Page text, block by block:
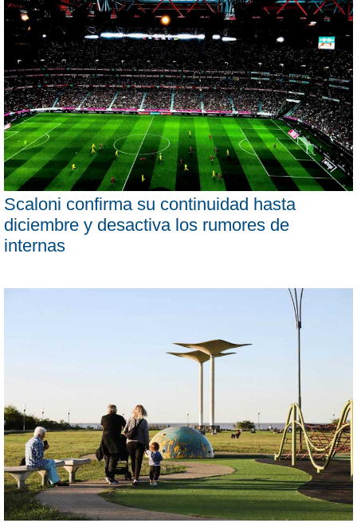
Scaloni confirma su continuidad hasta
diciembre y desactiva los rumores de
internas